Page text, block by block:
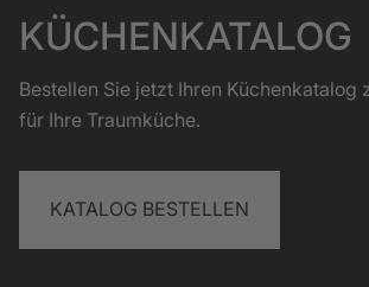
KÜCHENKATALOG
Bestellen Sie jetzt Ihren Küchenkatalog
für Ihre Traumküche.
KATALOG BESTELLEN